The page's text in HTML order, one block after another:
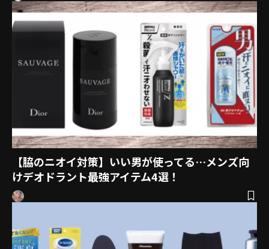
【脇のニオイ対策】いい男が使ってる…メンズ向
けデオドラント最強アイテム4選！